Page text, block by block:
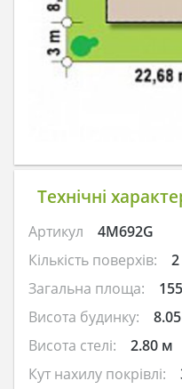
Технічні
Артикул
4M692G
Кількість поверхів:
2
Загальна площа:
Висота будинку:
Висота стелі:
2.80 м
Кут нахилу покрівлі: